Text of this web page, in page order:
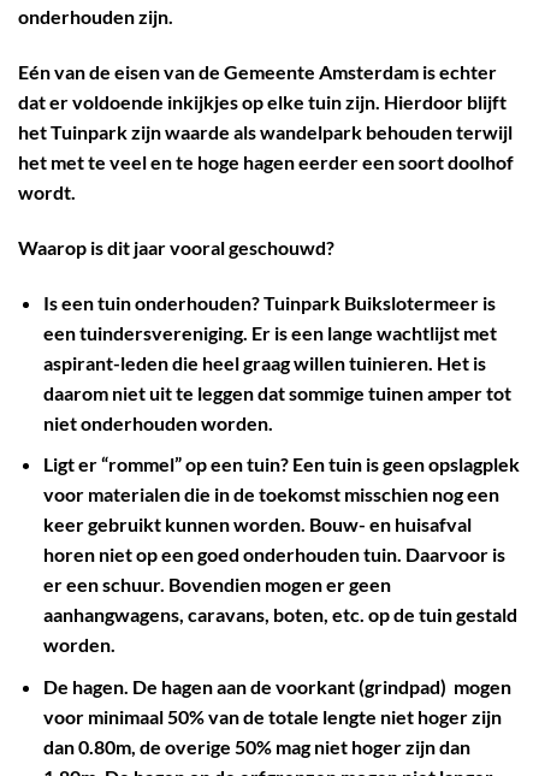
onderhouden zijn.
Eén van de eisen van de Gemeente Amsterdam is echter
dat er voldoende inkijkjes op elke tuin zijn. Hierdoor blijft
het Tuinpark zijn waarde als wandelpark behouden terwijl
het met te veel en te hoge hagen eerder een soort doolhof
wordt.
Waarop is dit jaar vooral geschouwd?
Is een tuin onderhouden? Tuinpark Buikslotermeer is
een tuindersvereniging. Er is een lange wachtlijst met
aspirant-leden die heel graag willen tuinieren. Het is
daarom niet uit te leggen dat sommige tuinen amper tot
niet onderhouden worden.
Ligt er “rommel” op een tuin? Een tuin is geen opslagplek
voor materialen die in de toekomst misschien nog een
keer gebruikt kunnen worden. Bouw- en huisafval
horen niet op een goed onderhouden tuin. Daarvoor is
er een schuur. Bovendien mogen er geen
aanhangwagens, caravans, boten, etc. op de tuin gestald
worden.
De hagen. De hagen aan de voorkant (grindpad) mogen
voor minimaal 50% van de totale lengte niet hoger zijn
dan 0.80m, de overige 50% mag niet hoger zijn dan